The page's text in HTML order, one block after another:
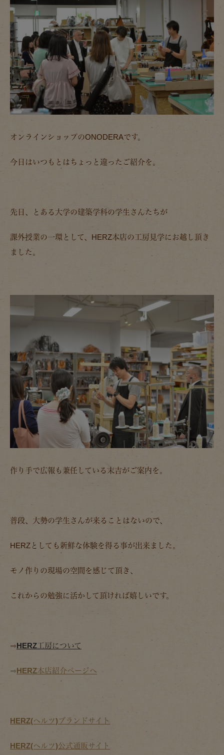
オンラインショップのONODERAです。
今日はいつもとはちょっと違ったご紹介を。
先日、とある大学の建築学科の学生さんたちが
課外授業の一環として、HERZ本店の工房見学にお越し頂き
ました。
作り手で広報も兼任している末吉がご案内を。
普段、大勢の学生さんが来ることはないので、
HERZとしても新鮮な体験を得る事が出来ました。
モノ作りの現場の空間を感じて頂き、
これからの勉強に活かして頂ければ嬉しいです。
⇒HERZ工房について
⇒HERZ本店紹介ページへ
HERZ(ヘルツ)ブランドサイト
HERZ(ヘルツ)公式通販サイト